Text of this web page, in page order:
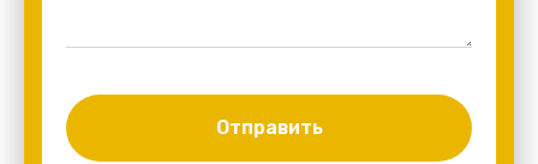
Отправить